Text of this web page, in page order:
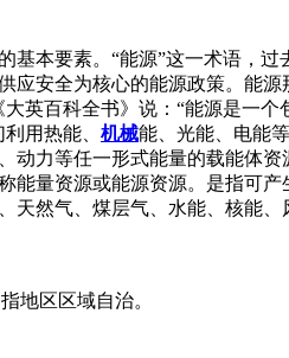
基本要素。“能源”这一术语，
应安全为核心的能源政策。能
英百科全书》说：“能源是一
用热能、 机械能、光能、电能
动力等任一形式能量的载能体
能量资源或能源资源。是指可
天然气、煤层气、水能、核能
地区区域自治。